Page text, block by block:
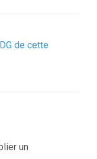
de cette
un